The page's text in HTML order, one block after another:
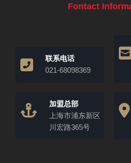
Fontact
联系电话
021-68098369
加盟总部
上海市浦东新区
川宏路365号